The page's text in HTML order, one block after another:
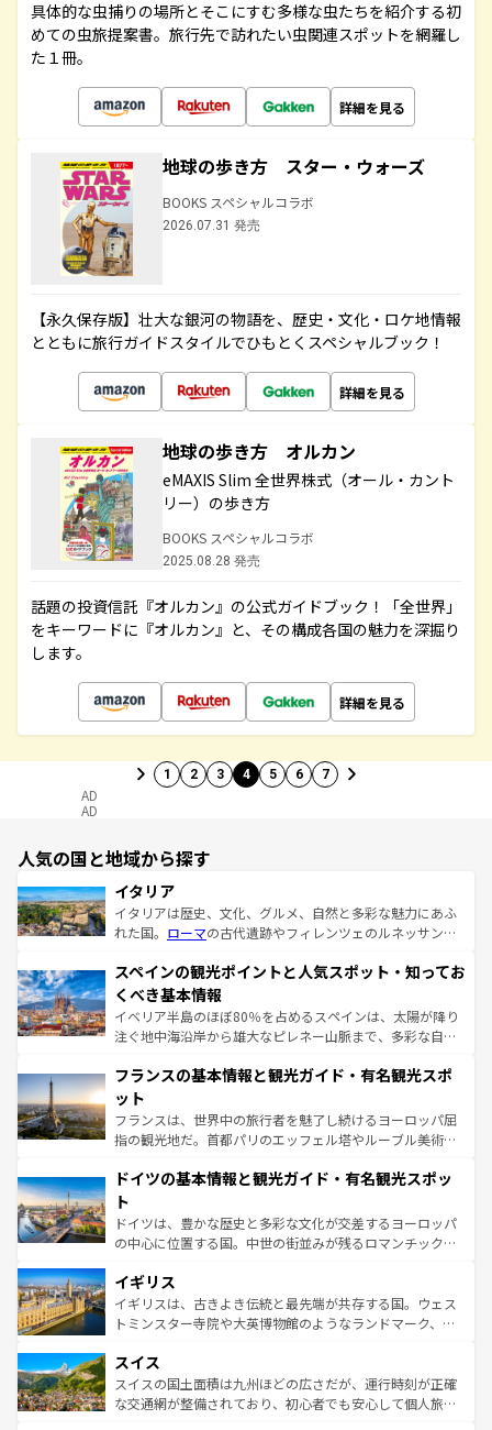
具体的な虫捕りの場所とそこにすむ多様な虫たちを紹介する初
めての虫旅提案書。旅行先で訪れたい虫関連スポットを網羅し
た１冊。
詳細を見る
地球の歩き方 スター・ウォーズ
BOOKS スペシャルコラボ
2026.07.31 発売
【永久保存版】壮大な銀河の物語を、歴史・文化・ロケ地情報
とともに旅行ガイドスタイルでひもとくスペシャルブック！
詳細を見る
地球の歩き方 オルカン
eMAXIS Slim 全世界株式（オール・カント
リー）の歩き方
BOOKS スペシャルコラボ
2025.08.28 発売
話題の投資信託『オルカン』の公式ガイドブック！「全世界」
をキーワードに『オルカン』と、その構成各国の魅力を深掘り
します。
詳細を見る
1 2 3 4 5 6 7
AD
AD
人気の国と地域から探す
イタリア
イタリアは歴史、文化、グルメ、自然と多彩な魅力にあふ
れた国。 ローマの古代遺跡やフィレンツェのルネッサンス
ろん、トスカーナの美しい田園風景やアマルフィ海岸の絶
景など、自然景観も見逃せない。観光の合間には、本場の
ピザやパスタなど、絶品のイタリア料理を堪能することも
できる。朝目覚めてから夜眠るまで、すべての瞬間を楽し
なお、新着のイタリア情報はコンテンツ一覧を参照してほ
しい。
スペインの観光ポイントと人気スポット・知ってお
くべき基本情報
イベリア半島のほぼ80％を占めるスペインは、太陽が降り
注ぐ地中海沿岸から雄大なピレネー山脈まで、多彩な自然
文化が根付くこの国では、情熱的なフラメンコ、熱気あふ
れる闘牛、そして美味しいタパスが生活の一部となってい
る。首都マドリードの洗練された雰囲気や、バルセロナの
アートに溢れた街角から、地方では古代ローマ遺跡や中世
せる。地方によって風土や気候が異なるスペインはその個
ンテンツ一覧 を参照してほしい。
フランスの基本情報と観光ガイド・有名観光スポ
ット
フランスは、世界中の旅行者を魅了し続けるヨーロッパ屈
指の観光地だ。首都パリのエッフェル塔やルーブル美術館
で、幅広い魅力が詰まっている。華麗な宮殿、歴史的な大
聖堂、美しいビーチ、そして豊かな自然が、訪れる者を心
から魅了する。また、フランスは美食の国としても知ら
れ、フランス料理はユネスコ無形文化遺産にも登録されて
香り高いラベンダー畑など、多彩な楽しみ方が可能だ。さ
らに、パリ以外の地域にも魅力が溢れており、どの街角に
も豊かな歴史と文化が息づいている。パリ以外の個性あふ
を参照してほしい。
ドイツの基本情報と観光ガイド・有名観光スポッ
ト
ドイツは、豊かな歴史と多彩な文化が交差するヨーロッパ
の中心に位置する国。中世の街並みが残るロマンチック街
顔を持つこの国は、どこを歩いても飽きることがない。ベ
ルリンの文化的活気、バイエルン州のアルプスの絶景、そ
してライン川沿いのワイン畑といった風景は必見。ビール
は、お酒好きな人にはぜひ体験してほしい。 なお、新着の
ドイツ情報はコンテンツ一覧を参照してほしい。
イギリス
イギリスは、古きよき伝統と最先端が共存する国。ウェス
トミンスター寺院や大英博物館のようなランドマーク、歴
リアごとに異なる魅力がある。また、優雅なアフタヌーン
ティー、ビール好きにはたまらない英国パブ、サッカー観
戦など、本場だからこそできる体験も豊富。イギリスを旅
スイス
スイスの国土面積は九州ほどの広さだが、運行時刻が正確
な交通網が整備されており、初心者でも安心して個人旅行